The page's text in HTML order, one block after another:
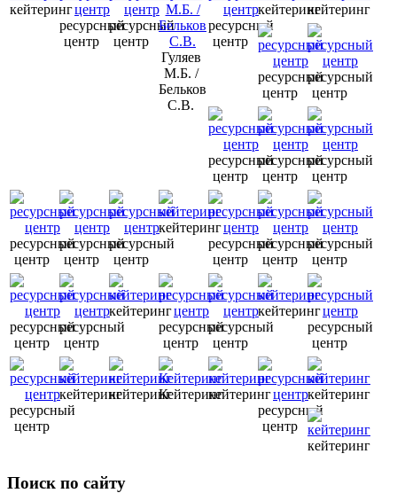
кейтеринг
ресурсный
центр
ресурсный
центр
Гуляев
М.Б. /
Бельков
С.В.
ресурсный
центр
кейтерингкейтеринг
ресурсный
центр
ресурсный
центр
ресурсный
центр
ресурсный
центр
ресурсный
центр
ресурсный
центр
ресурсный
центр
ресурсный
центр
кейтеринг
ресурсный
центр
ресурсный
центр
ресурсный
центр
ресурсный
центр
ресурсный
центр
кейтеринг
ресурсный
центр
ресурсный
центр
кейтеринг
ресурсный
центр
ресурсный
центр
кейтерингкейтерингКейтерингкейтеринг
ресурсный
центр
кейтеринг
кейтеринг
Поиск по сайту